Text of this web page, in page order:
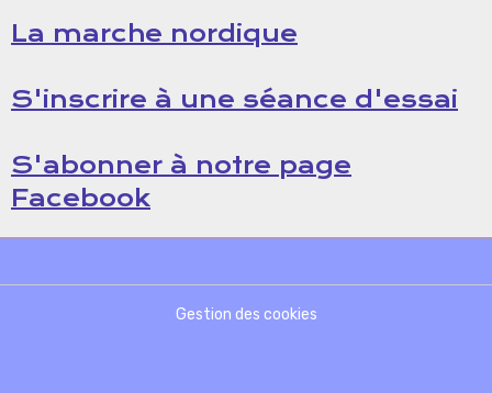
La marche nordique
S'inscrire à une séance d'essai
S'abonner à notre page
Facebook
Gestion des cookies